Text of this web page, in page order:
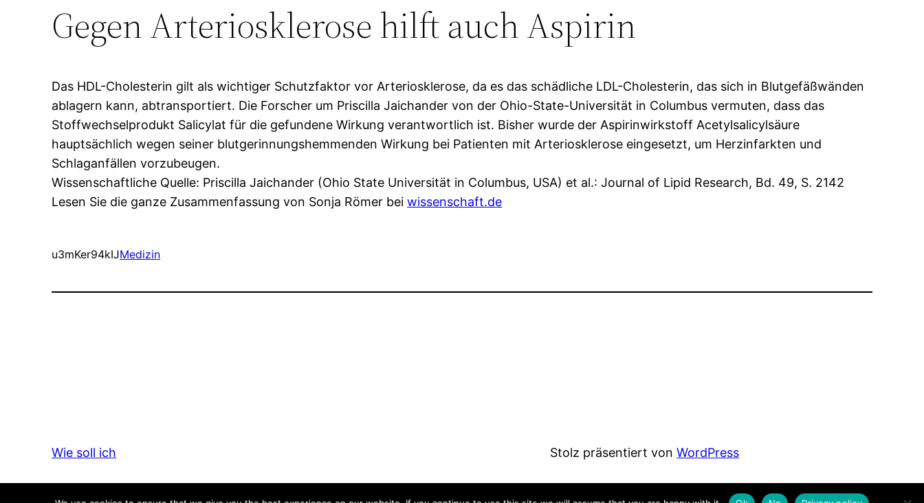
Gegen Arteriosklerose hilft auch Aspirin
Das HDL-Cholesterin gilt als wichtiger Schutzfaktor vor Arteriosklerose, da es das schädliche LDL-Cholesterin, das sich in Blutgefäßwänden
ablagern kann, abtransportiert. Die Forscher um Priscilla Jaichander von der Ohio-State-Universität in Columbus vermuten, dass das
Stoffwechselprodukt Salicylat für die gefundene Wirkung verantwortlich ist. Bisher wurde der Aspirinwirkstoff Acetylsalicylsäure
hauptsächlich wegen seiner blutgerinnungshemmenden Wirkung bei Patienten mit Arteriosklerose eingesetzt, um Herzinfarkten und
Schlaganfällen vorzubeugen.
Wissenschaftliche Quelle: Priscilla Jaichander (Ohio State Universität in Columbus, USA) et al.: Journal of Lipid Research, Bd. 49, S. 2142
Lesen Sie die ganze Zusammenfassung von Sonja Römer beiwissenschaft.de
u3mKer94kIJMedizin
Wie soll ich Stolz präsentiert vonWordPress